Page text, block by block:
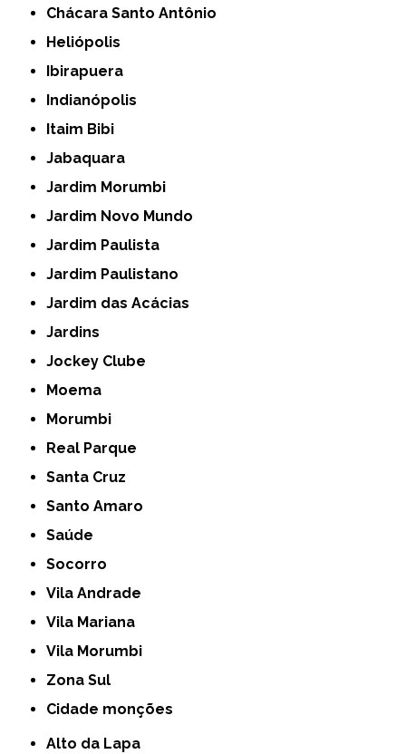
Chácara Santo Antônio
Heliópolis
Ibirapuera
Indianópolis
Itaim Bibi
Jabaquara
Jardim Morumbi
Jardim Novo Mundo
Jardim Paulista
Jardim Paulistano
Jardim das Acácias
Jardins
Jockey Clube
Moema
Morumbi
Real Parque
Santa Cruz
Santo Amaro
Saúde
Socorro
Vila Andrade
Vila Mariana
Vila Morumbi
Zona Sul
cidade monções
Alto da Lapa